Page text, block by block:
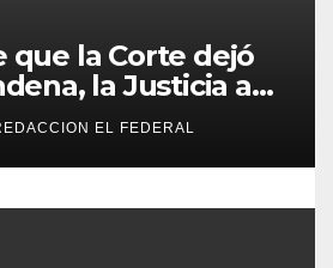
que la Corte dejó
la Justicia aún
ni un peso
EL FEDERAL